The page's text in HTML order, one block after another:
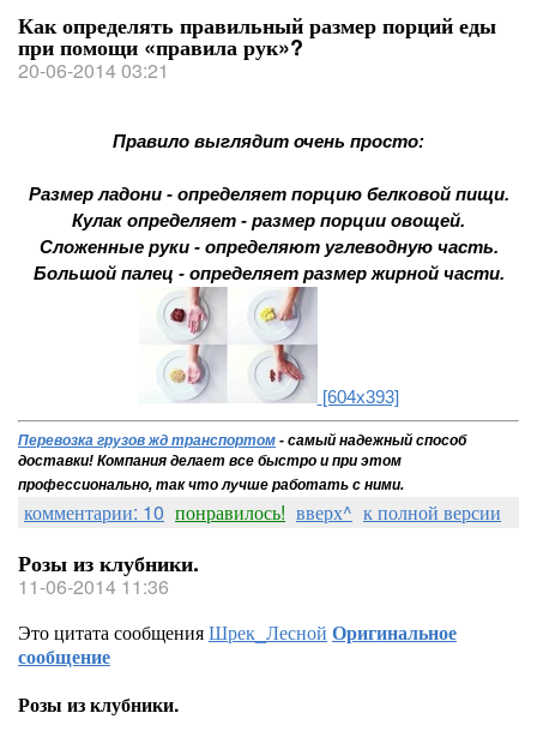
Как определять правильный размер порций еды
при помощи «правила рук»?
20-06-2014 03:21
Правило выглядит очень просто:
Размер ладони - определяет порцию белковой пищи.
Кулак определяет - размер порции овощей.
Сложенные руки - определяют углеводную часть.
Большой палец - определяет размер жирной части.
[604x393]
Перевозка грузов жд транспортом - самый надежный способ
доставки! Компания делает все быстро и при этом
профессионально, так что лучше работать с ними.
комментарии: 10 понравилось! вверх^ к полной версии
Розы из клубники.
11-06-2014 11:36
Это цитата сообщенияШрек_Лесной Оригинальное
сообщение
Розы из клубники.